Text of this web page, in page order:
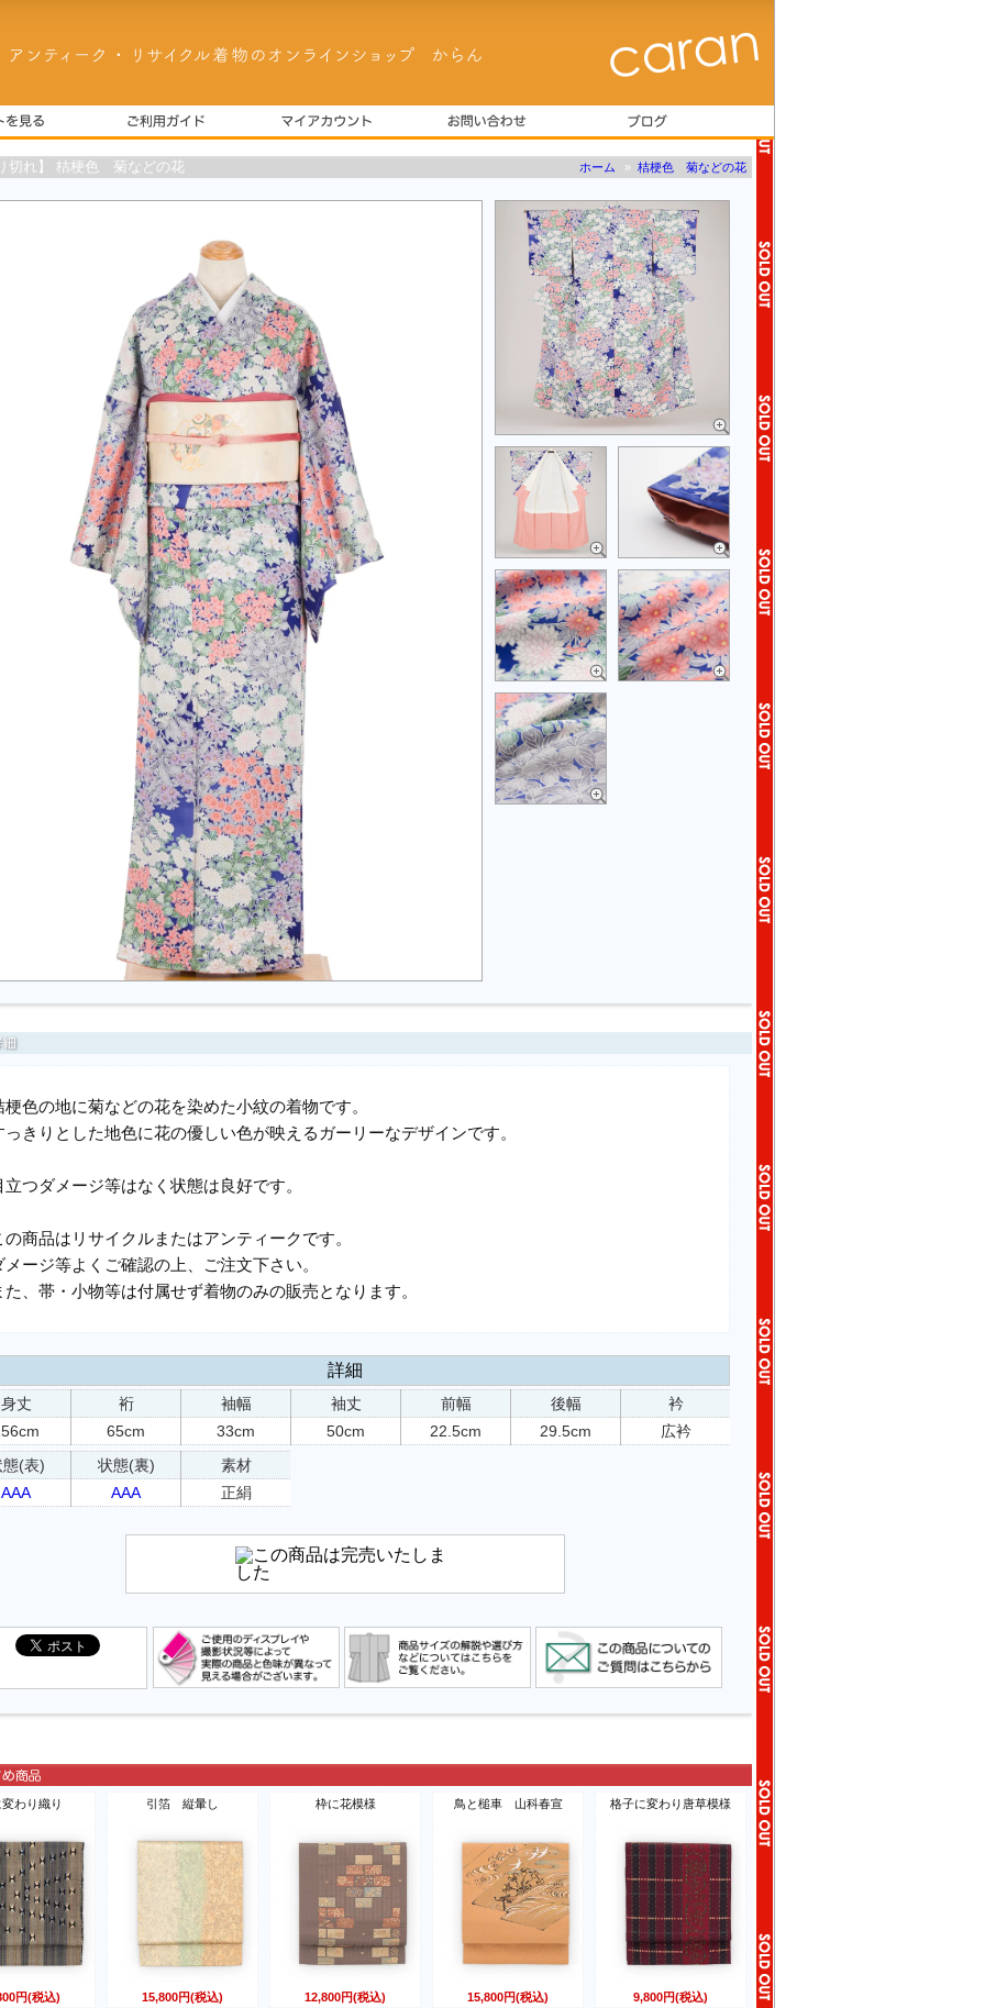
切れ】 桔梗色 菊などの花 ホーム » 桔梗色 菊などの花
梗色の地に菊などの花を染めた小紋の着物です。
っきりとした地色に花の優しい色が映えるガーリーなデザインです。
立つダメージ等はなく状態は良好です。
の商品はリサイクルまたはアンティークです。
メージ等よくご確認の上、ご注文下さい。
た、帯・小物等は付属せず着物のみの販売となります。
詳細
身丈
裄
65cm
袖幅
33cm
袖丈
50cm
前幅
22.5cm
後幅
29.5cm
衿
広衿
(表)
AAA
状態(裏)
AAA
素材
正絹
わり織り
円(税込)
引箔 縦暈し
15,800円(税込)
枠に花模様
12,800円(税込)
鳥と槌車 山科春宣
15,800円(税込)
格子に変わり唐草模様
9,800円(税込)